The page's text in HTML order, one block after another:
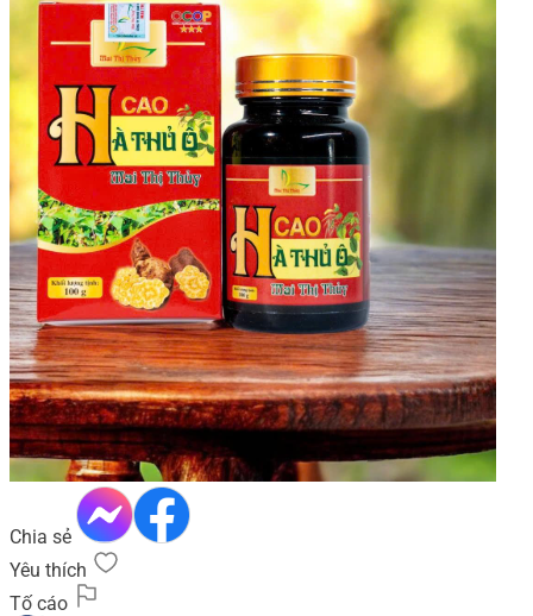
Chia sẻ
Yêu thích
Tố cáo